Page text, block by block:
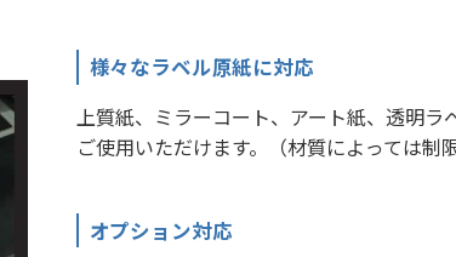
様々なラベル原紙に対応
上質紙、ミラーコート、アート紙、透明
ご使用いただけます。（材質によっては制
オプション対応